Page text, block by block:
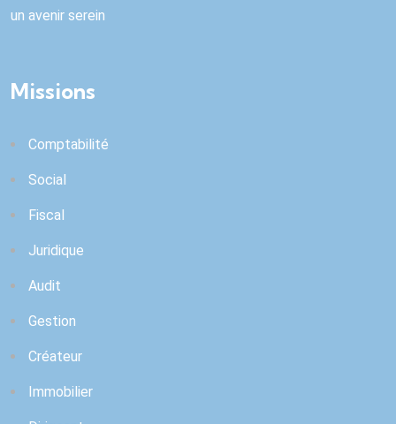
un avenir serein
Missions
Comptabilité
Social
Fiscal
Juridique
Audit
Gestion
Créateur
Immobilier